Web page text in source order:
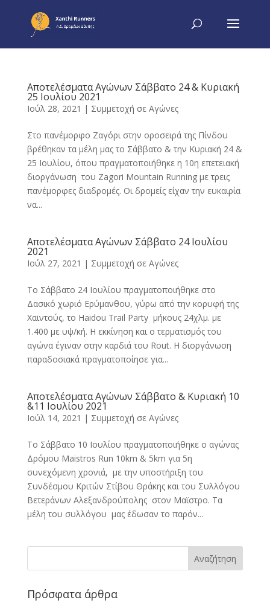
Αποτελέσματα Αγώνων Σάββατο 24 & Κυριακή
25 Ιουλίου 2021
Ιούλ 28, 2021 | Συμμετοχή σε Αγώνες
Στο πανέμορφο Ζαγόρι στην οροσειρά της Πίνδου
βρέθηκαν τα μέλη μας το Σάββατο & την Κυριακή 24 &
25 Ιουλίου, όπου πραγματοποιήθηκε η 10η επετειακή
διοργάνωση του Zagori Mountain Running με τρεις
πανέμορφες διαδρομές. Οι δρομείς είχαν την ευκαιρία
να...
Αποτελέσματα Αγώνων Σάββατο 24 Ιουλίου
2021
Ιούλ 27, 2021 | Συμμετοχή σε Αγώνες
Το Σάββατο 24 Ιουλίου πραγματοποιήθηκε στο
Δασικό χωριό Ερύμανθου, γύρω από την κορυφή της
Χαϊντούς, το Haidou Trail Party μήκους 24χλμ. με
1.400 με υψ/κή. Η εκκίνηση και ο τερματισμός του
αγώνα έγιναν στην καρδιά του Rout. Η διοργάνωση
παραδοσιακά πραγματοποίησε για...
Αποτελέσματα Αγώνων Σάββατο & Κυριακή 10
&11 Ιουλίου 2021
Ιούλ 14, 2021 | Συμμετοχή σε Αγώνες
Το Σάββατο 10 Ιουλίου πραγματοποιήθηκε ο αγώνας
Δρόμου Maistros Run 10km & 5km για 5η
συνεχόμενη χρονιά, με την υποστήριξη του
Συνδέσμου Κριτών Στίβου Θράκης και του Συλλόγου
Βετεράνων Αλεξανδρούπολης στον Μαϊστρο. Τα
μέλη του συλλόγου μας έδωσαν το παρόν...
Πρόσφατα άρθρα